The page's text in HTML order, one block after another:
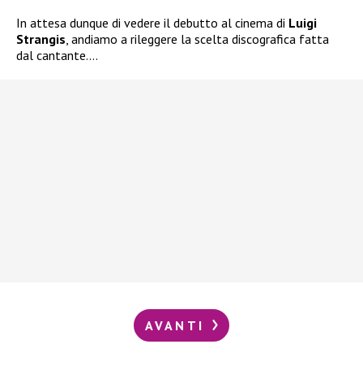
In attesa dunque di vedere il debutto al cinema di Luigi
Strangis, andiamo a rileggere la scelta discografica fatta
dal cantante….
AVANTI